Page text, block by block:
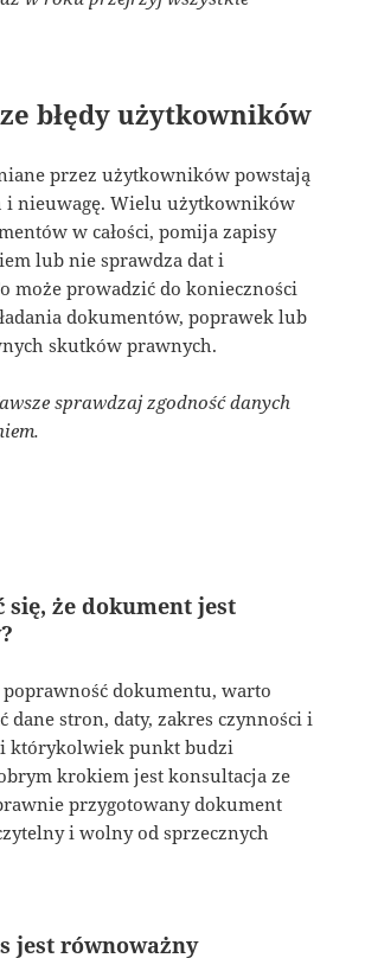
błędy użytkowników
przez użytkowników powstają
i nieuwagę. Wielu użytkowników
w całości, pomija zapisy
lub nie sprawdza dat i
może prowadzić do konieczności
dokumentów, poprawek lub
skutków prawnych.
sprawdzaj zgodność danych
się, że dokument jest
dokumentu, warto
dane stron, daty, zakres czynności i
którykolwiek punkt budzi
krokiem jest konsultacja ze
przygotowany dokument
i wolny od sprzecznych
jest równoważny